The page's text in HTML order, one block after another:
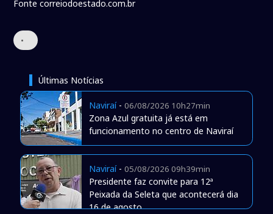
Fonte correiodoestado.com.br
•
Últimas Notícias
Naviraí- 06/08/2026 10h27min
Zona Azul gratuita já está em
funcionamento no centro de Naviraí
Naviraí- 05/08/2026 09h39min
Presidente faz convite para 12ª
Peixada da Seleta que acontecerá dia
16 de agosto